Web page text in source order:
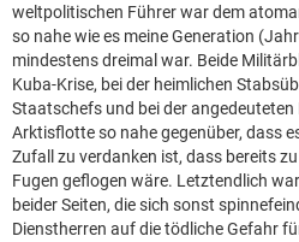
weltpolitischen Führer war dem
so nahe wie es meine Generation
mindestens dreimal war. Beide
Kuba-Krise, bei der heimlichen
Staatschefs und bei der
Arktisflotte so nahe gegenüber, dass
Zufall zu verdanken ist, dass bereits
Fugen geflogen wäre. Letztendlich
beider Seiten, die sich sonst
Dienstherren auf die tödliche Gefahr